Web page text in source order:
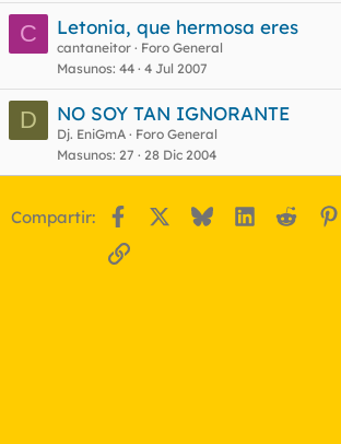
C Letonia, que hermosa eres
cantaneitor
Foro General
Masunos 44 4 Jul 2007
D NO SOY TAN IGNORANTE
Dj. EniGmA
Foro General
Masunos 27 28 Dic 2004
Compartir: Facebook BlueskyLinkedIn
Reddit
Enlace